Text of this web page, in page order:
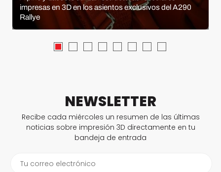
impresas en 3D en los asientos exclusivos del A290
Rallye
NEWSLETTER
Recibe cada miércoles un resumen de las últimas
noticias sobre impresión 3D directamente en tu
bandeja de entrada
Tu correo electrónico